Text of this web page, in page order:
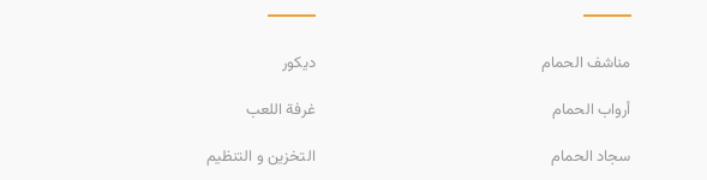
مناشف الحمام
أرواب الحمام
سجاد الحمام
ديكور
غرفة اللعب
التخزين و التنظيم